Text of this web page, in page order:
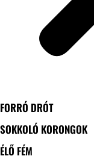
FORRÓ DRÓT
SOKKOLÓ KORONGOK
ÉLŐ FÉM